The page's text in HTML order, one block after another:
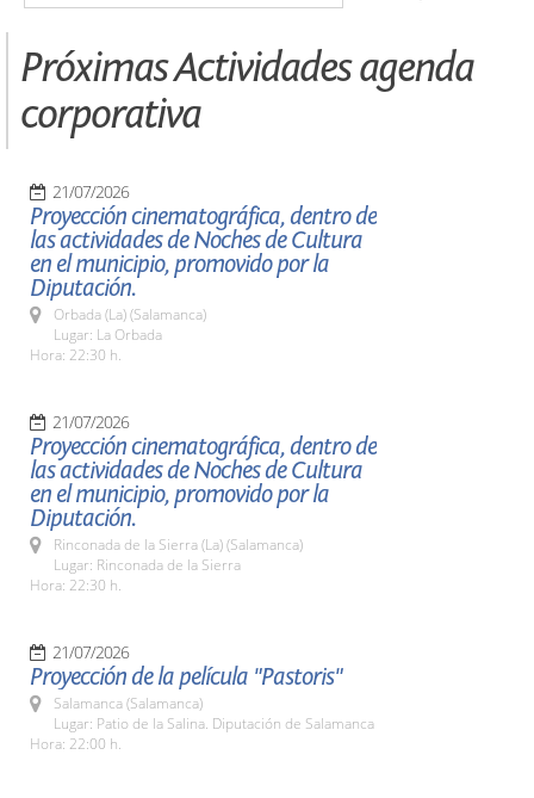
Próximas Actividades agenda
corporativa
21/07/2026
Proyección cinematográfica, dentro de
las actividades de Noches de Cultura
en el municipio, promovido por la
Diputación.
Orbada (La) (Salamanca)
Lugar: La Orbada
Hora: 22:30 h.
21/07/2026
Proyección cinematográfica, dentro de
las actividades de Noches de Cultura
en el municipio, promovido por la
Diputación.
Rinconada de la Sierra (La) (Salamanca)
Lugar: Rinconada de la Sierra
Hora: 22:30 h.
21/07/2026
Proyección de la película "Pastoris"
Salamanca (Salamanca)
Lugar: Patio de la Salina. Diputación de Salamanca
Hora: 22:00 h.